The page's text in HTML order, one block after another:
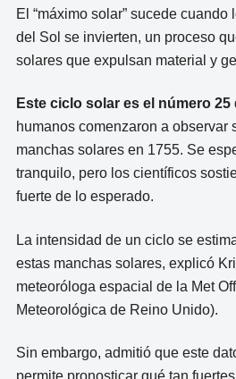
El “máximo solar” sucede
del Sol se invierten, un proceso
solares que expulsan material y
Este ciclo solar es el número 25
humanos comenzaron a observar
manchas solares en 1755. Se
tranquilo, pero los científicos
fuerte de lo esperado.
La intensidad de un ciclo se
estas manchas solares, explicó
meteoróloga espacial de la Met
Meteorológica de Reino Unido).
Sin embargo, admitió que este